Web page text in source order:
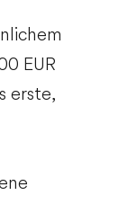
EUR
erste,